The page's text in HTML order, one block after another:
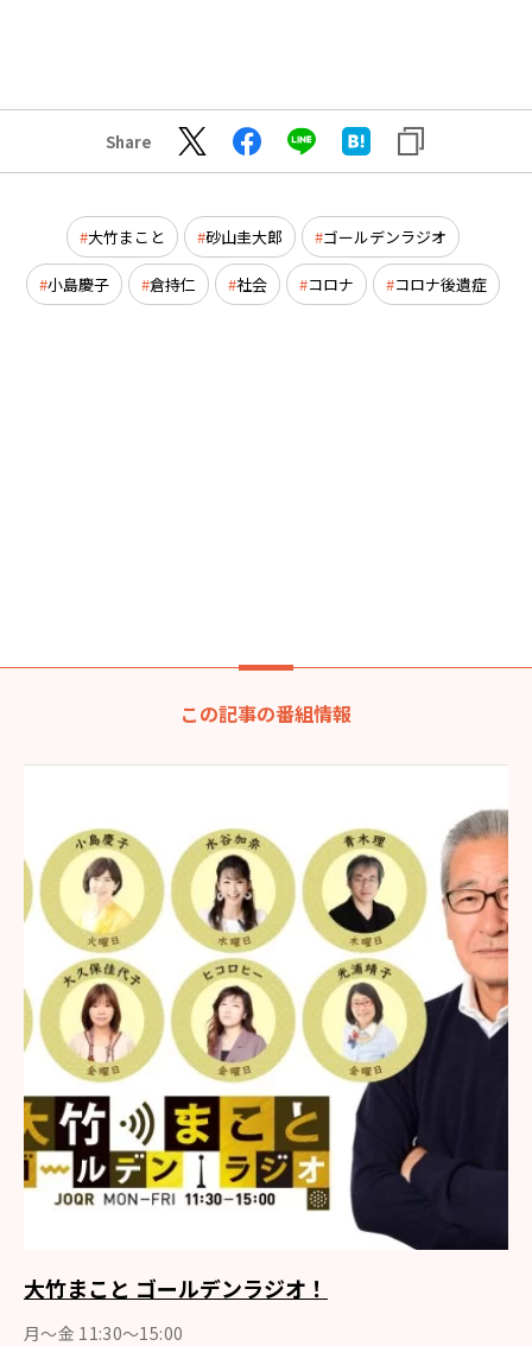
Share
大竹まこと 砂山圭大郎 ゴールデンラジオ
小島慶子 倉持仁 社会 コロナ コロナ後遺症
この記事の番組情報
大竹まこと ゴールデンラジオ！
月〜金 11:30～15:00